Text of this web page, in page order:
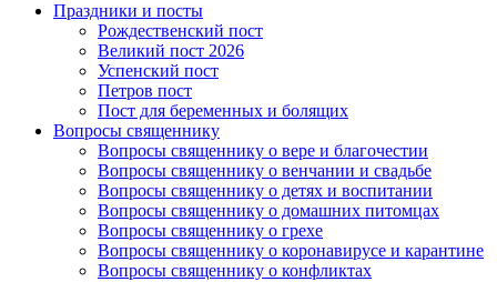
Праздники и посты
Рождественский пост
Великий пост 2026
Успенский пост
Петров пост
Пост для беременных и болящих
Вопросы священнику
Вопросы священнику о вере и благочестии
Вопросы священнику о венчании и свадьбе
Вопросы священнику о детях и воспитании
Вопросы священнику о домашних питомцах
Вопросы священнику о грехе
Вопросы священнику о коронавирусе и карантине
Вопросы священнику о конфликтах